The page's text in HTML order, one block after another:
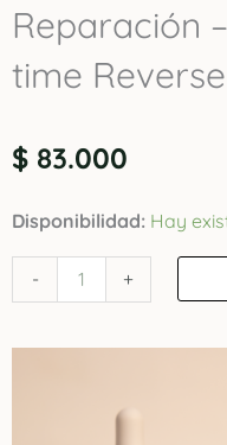
Reparación
time
$ 83.000
Disponibilidad: Hay
-
Crema
de
Rejuvenecimiento
Reparación
+